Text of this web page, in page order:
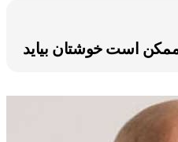
است خوشتان بیاید